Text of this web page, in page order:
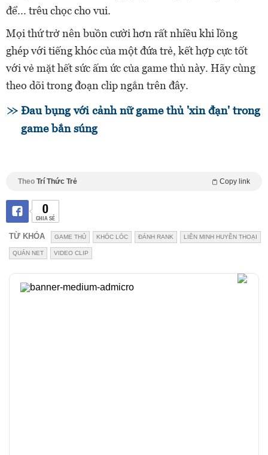
để... trêu chọc cho vui.
Mọi thứ trở nên buồn cười hơn rất nhiều khi lồng
ghép với tiếng khóc của một đứa trẻ, kết hợp cực tốt
với vẻ mặt hết sức ấm ức của game thủ này. Hãy cùng
theo dõi trong đoạn clip ngắn trên đây.
Đau bụng với cảnh nữ game thủ 'xin đạn' trong
game bắn súng
Theo Trí Thức Trẻ Copy link
0
CHIA SẺ
TỪ KHÓA GAME THỦ KHÓC LÓC ĐÁNH RANK LIÊN MINH HUYỀN THOẠI
QUÁN NET VIDEO CLIP